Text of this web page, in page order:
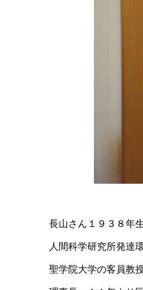
長山さん１９３８年
人間科学研究所発達
聖学院大学の客員教